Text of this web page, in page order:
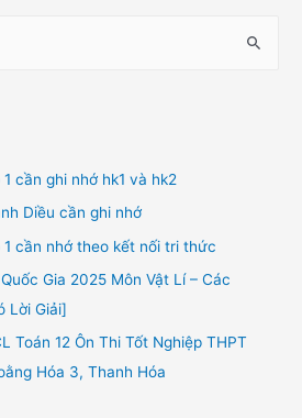
cần ghi nhớ hk1 và hk2
Diều cần ghi nhớ
cần nhớ theo kết nối tri thức
Gia 2025 Môn Vật Lí – Các
Lời Giải]
Toán 12 Ôn Thi Tốt Nghiệp THPT
Hóa 3, Thanh Hóa